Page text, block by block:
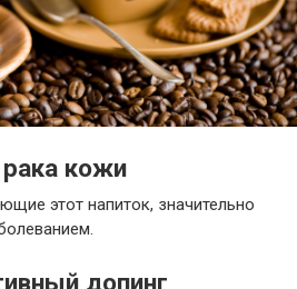
кожи
этот напиток, значительно
допинг